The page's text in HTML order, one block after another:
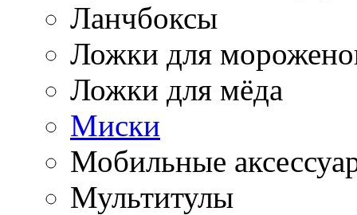
Ланчбоксы
Ложки для
Ложки для мёда
Миски
Мобильные
Мультитулы